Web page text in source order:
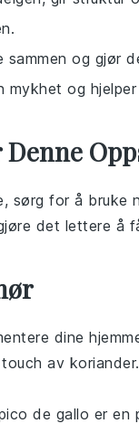
sammen og gjør
mykhet og
, sørg for å bruke
det lettere å
dine
av koriander
de gallo er en